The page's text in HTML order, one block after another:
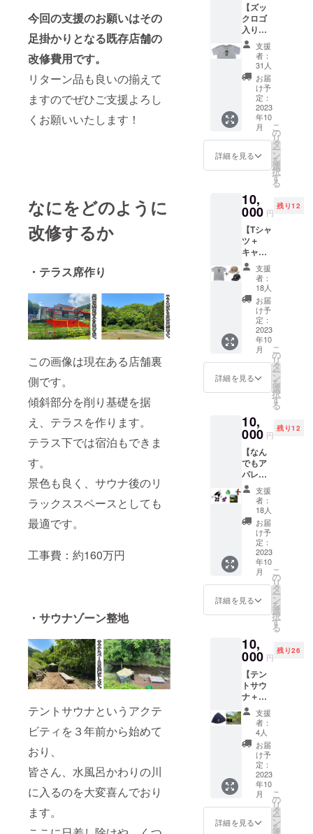
今回の支援のお願いはその
足掛かりとなる既存店舗の
改修費用です。
リターン品も良いの揃えて
ますのでぜひご支援よろし
くお願いいたします！
なにをどのように
改修するか
・テラス席作り
この画像は現在ある店舗裏
側です。
傾斜部分を削り基礎を据
え、テラスを作ります。
テラス下では宿泊もできま
す。
景色も良く、サウナ後のリ
ラックススペースとしても
最適です。
工事費：約160万円
・サウナゾーン整地
テントサウナというアクテ
ビティを３年前から始めて
おり、
皆さん、水風呂かわりの川
に入るのを大変喜んでおり
ます。
【ズッ
クロゴ
入りプ
リント
Ｔシャ
ツ】
（ボ
ディ
色：
白、プ
リント
色：
黒） ご
希望の
サイズ
をお知
ださ
い。
支援
者：
31人
お届
け予
定：
2023
年10
月
詳細を見る
こ
の
リ
タ
ー
ン
を
選
択
す
る
10,
000 円
残り12
【Tシャ
ツ＋
キャッ
プ】 プ
リント
Ｔシャ
ツと新
作の
キャッ
プが
セット
になり
まし
た！
キャッ
プはナ
製で軽
くて丈
夫で
す。ブ
ラック
とサン
ドカー
キの二
種類か
らお選
びいた
だけま
す。 T
シャツ
のボ
ディ色
は白の
支援
者：
18人
お届
け予
定：
2023
年10
月
詳細を見る
こ
の
リ
タ
ー
ン
を
選
択
す
る
10,
000 円
残り12
【なん
でもア
パレ
ル！】
お好き
な位置
にお好
きなサ
イズの
ズック
ロゴを
刺繍い
たしま
す。 １
万円分
好きな
ル商品
作れま
すの
で、 T
シャツ
なら２
枚（半
袖１、
長袖１
枚
可）、
大人用
シャツ
＋子供
用Tシャ
ツ２枚
など お
支援
者：
18人
お届
け予
定：
2023
年10
月
詳細を見る
こ
の
リ
タ
ー
ン
を
選
択
す
る
10,
000 円
残り26
【テン
トサウ
ナ＋サ
ウナ
ハッ
ト】 当
店にて
テント
サウナ
を体験
でき、
ズック
ロゴ入
りサウ
ナハッ
支援
者：
4人
お届
け予
定：
2023
年10
月
詳細を見る
こ
の
リ
タ
ー
ン
を